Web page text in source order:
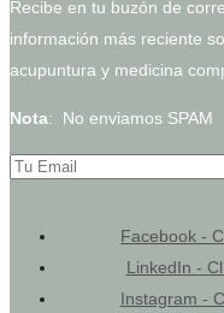
Recibe en tu buzón de
información más reciente
acupuntura y medicina
Nota: No enviamos SPAM
Facebook -
LinkedIn -
Instagram -